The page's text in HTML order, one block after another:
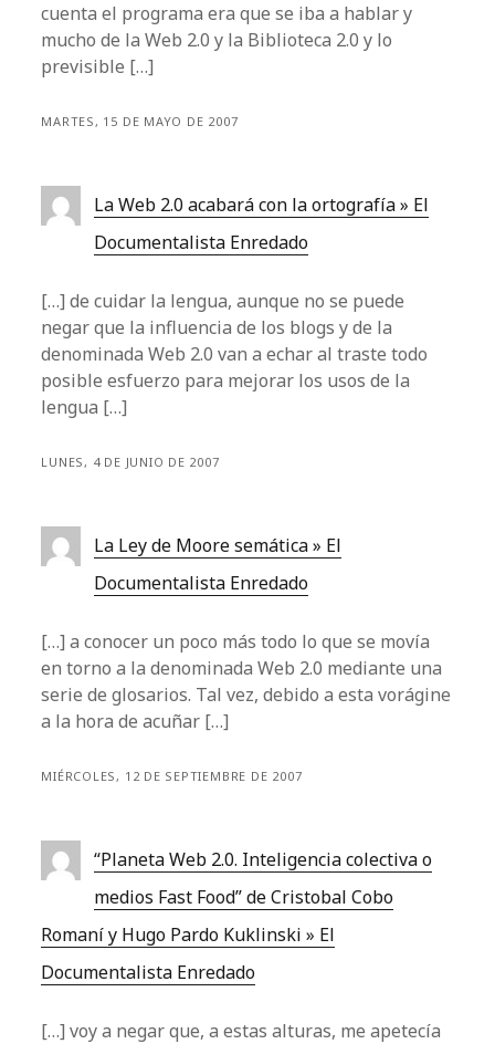
cuenta el programa era que se iba a hablar y
mucho de la Web 2.0 y la Biblioteca 2.0 y lo
previsible […]
MARTES, 15 DE MAYO DE 2007
La Web 2.0 acabará con la ortografía » El
Documentalista Enredado
[…] de cuidar la lengua, aunque no se puede
negar que la influencia de los blogs y de la
denominada Web 2.0 van a echar al traste todo
posible esfuerzo para mejorar los usos de la
lengua […]
LUNES, 4 DE JUNIO DE 2007
La Ley de Moore semática » El
Documentalista Enredado
[…] a conocer un poco más todo lo que se movía
en torno a la denominada Web 2.0 mediante una
serie de glosarios. Tal vez, debido a esta vorágine
a la hora de acuñar […]
MIÉRCOLES, 12 DE SEPTIEMBRE DE 2007
“Planeta Web 2.0. Inteligencia colectiva o
medios Fast Food” de Cristobal Cobo
Romaní y Hugo Pardo Kuklinski » El
Documentalista Enredado
[…] voy a negar que, a estas alturas, me apetecía